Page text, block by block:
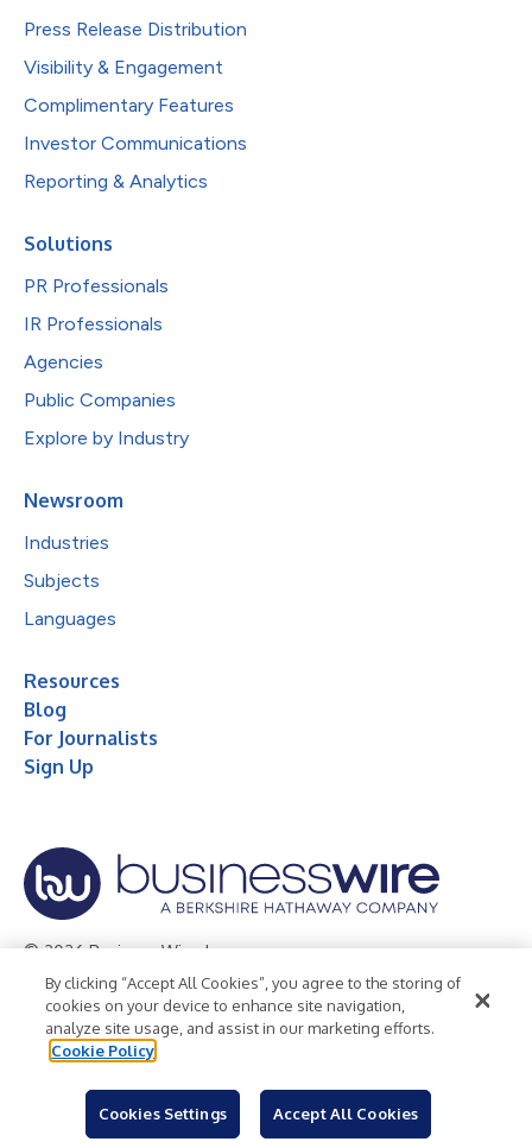
Press Release Distribution
Visibility & Engagement
Complimentary Features
Investor Communications
Reporting & Analytics
Solutions
PR Professionals
IR Professionals
Agencies
Public Companies
Explore by Industry
Newsroom
Industries
Subjects
Languages
Resources
Blog
For Journalists
Sign Up
© 2026 Business Wire, Inc.
Privacy Policy Cookie Policy
Accessibility Statement
Terms of Use
Legal
By clicking “Accept All Cookies”, you agree to the storing of
cookies on your device to enhance site navigation,
analyze site usage, and assist in our marketing efforts.
Cookie Policy
Cookies Settings Accept All Cookies